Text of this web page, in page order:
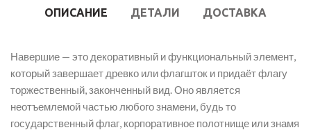
ОПИСАНИЕ ДЕТАЛИ ДОСТАВКА
Навершие — это декоративный и функциональный элемент,
который завершает древко или флагшток и придаёт флагу
торжественный, законченный вид. Оно является
неотъемлемой частью любого знамени, будь то
государственный флаг, корпоративное полотнище или знамя